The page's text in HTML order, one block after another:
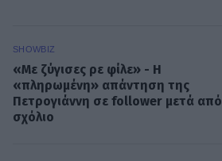
SHOWBIZ
«Με ζύγισες ρε φίλε» - H
«πληρωμένη» απάντηση της
Πετρογιάννη σε follower μετά από
σχόλιο